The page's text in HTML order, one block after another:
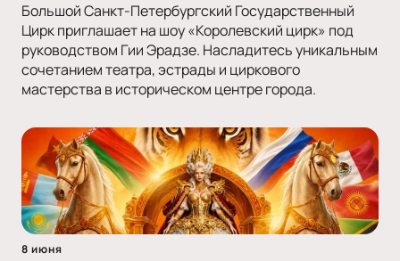
Большой Санкт-Петербургский Государственный
Цирк приглашает на шоу «Королевский цирк» под
руководством Гии Эрадзе. Насладитесь уникальным
сочетанием театра, эстрады и циркового
мастерства в историческом центре города.
8 июня